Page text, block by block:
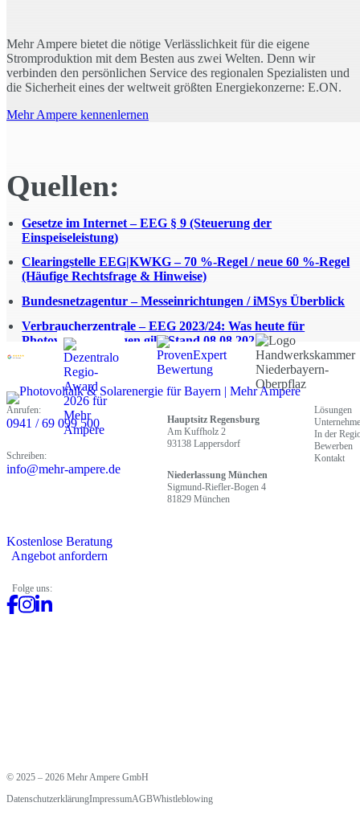
Mehr Ampere bietet die nötige Verlässlichkeit für die eigene
Stromproduktion mit dem Besten aus zwei Welten. Denn wir
verbinden den persönlichen Service des regionalen Spezialisten und
die Sicherheit eines der weltweit größten Energiekonzerne: E.ON.
Mehr Ampere kennenlernen
Quellen:
Gesetze im Internet – EEG § 9 (Steuerung der
Einspeiseleistung)
Clearingstelle EEG|KWKG – 70 %-Regel / neue 60 %-Regel
(Häufige Rechtsfrage & Hinweise)
Bundesnetzagentur – Messeinrichtungen / iMSys Überblick
Verbraucherzentrale – EEG 2023/24: Was heute für
Photovoltaik-Anlagen gilt (Stand 08.08.2025)
4.9 Sterne
Anrufen:
0941 / 69 099 500
Schreiben:
info@mehr-ampere.de
Hauptsitz Regensburg
Am Kuffholz 2
93138 Lappersdorf
Niederlassung München
Sigmund-Riefler-Bogen 4
81829 München
Lösungen
In der
Bewerben
Kontakt
Kostenlose Beratung
Angebot anfordern
Folge uns:
© 2025 – 2026 Mehr Ampere GmbH
DatenschutzerklärungImpressumAGBWhistleblowing